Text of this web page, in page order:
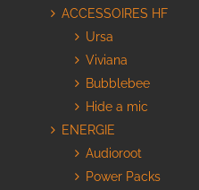
ACCESSOIRES HF
Ursa
Viviana
Bubblebee
Hide a mic
ENERGIE
Audioroot
Power Packs